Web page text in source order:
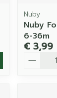
Nuby
Nuby
6-36m
€ 3,99